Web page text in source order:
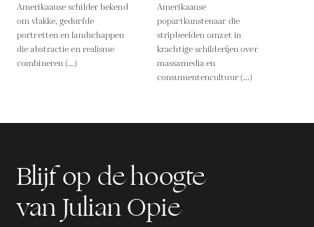
Amerikaanse schilder bekend
om vlakke, gedurfde
portretten en landschappen
die abstractie en realisme
combineren (...)
Amerikaanse
popartkunstenaar die
stripbeelden omzet in
krachtige schilderijen over
massamedia en
consumentencultuur (...)
Blijf op de hoogte
van Julian Opie